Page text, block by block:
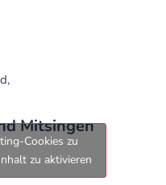
Mitsingen
Cookies zu
zu aktivieren